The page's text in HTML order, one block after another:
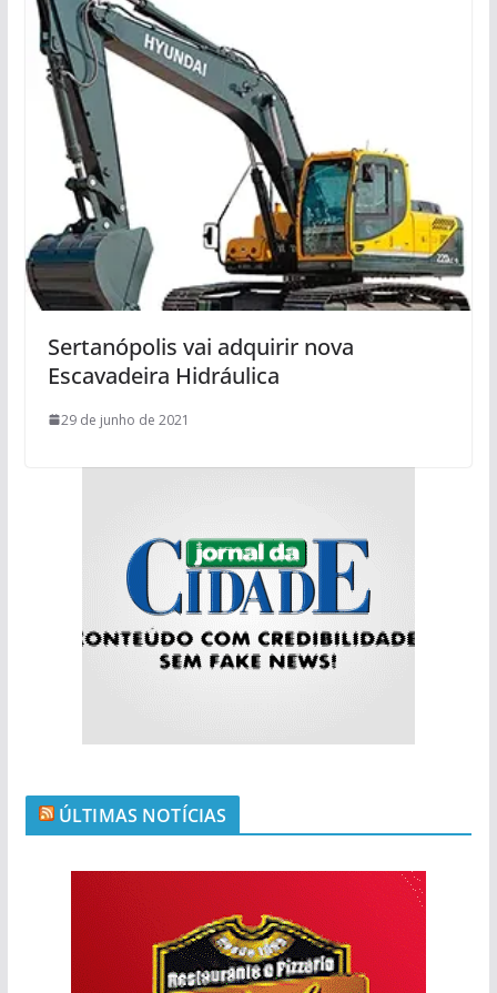
Sertanópolis vai adquirir nova
Escavadeira Hidráulica
29 de junho de 2021
ÚLTIMAS NOTÍCIAS